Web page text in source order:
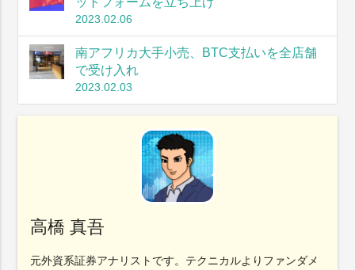
2023.02.06
南アフリカ大手小売、BTC支払いを全店舗
で受け入れ
2023.02.03
高橋 真吾
元外資系証券アナリストです。テクニカルよりファンダメ